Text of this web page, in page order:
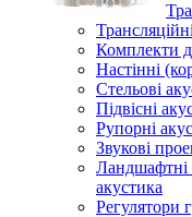
Комплекти
Настінні
Стельові
Підвісні
Рупорні
Звукові
Ландшафтні
акустика
Регулятори